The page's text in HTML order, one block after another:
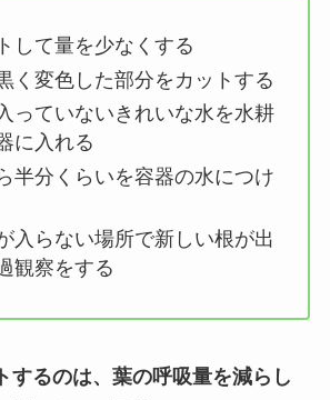
して量を少なくする
く変色した部分をカットする
っていないきれいな水を水耕
に入れる
半分くらいを容器の水につけ
入らない場所で新しい根が出
観察をする
するのは、葉の呼吸量を減らし